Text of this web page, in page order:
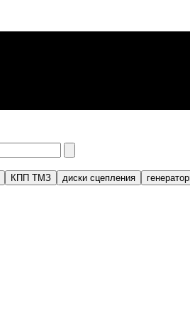
КПП ТМЗ диски сцепления